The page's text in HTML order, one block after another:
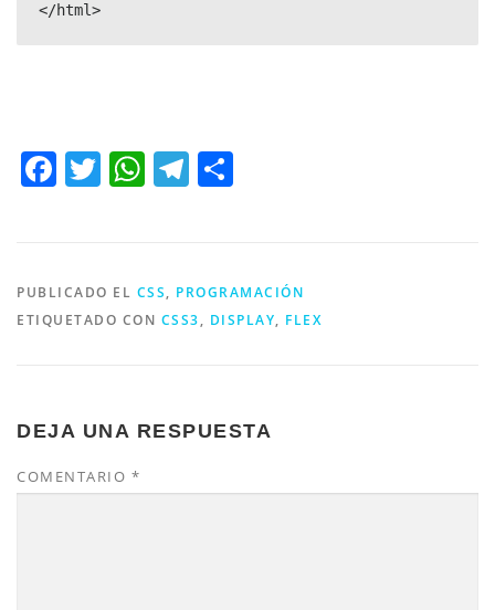
</html>
Facebook
Twitter
WhatsApp
Telegram
PUBLICADO EL CSS, PROGRAMACIÓN
ETIQUETADO CON CSS3, DISPLAY, FLEX
DEJA UNA RESPUESTA
COMENTARIO *